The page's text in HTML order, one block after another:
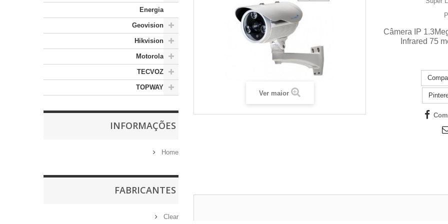
Energia
Geovision
Hikvision
Motorola
TECVOZ
TOPWAY
INFORMAÇÕES
Home
FABRICANTES
Clear
Ver maior
Câmera IP
Infrared 75